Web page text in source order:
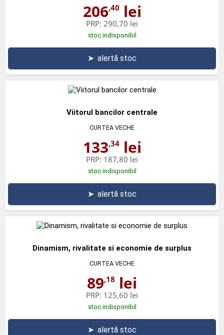
206,40 lei
PRP: 290,70 lei
stoc indisponibil
➤ alertă stoc
Viitorul bancilor centrale
CURTEA VECHE
133,34lei
PRP: 187,80 lei
stoc indisponibil
➤ alertă stoc
Dinamism, rivalitate si economie de surplus
CURTEA VECHE
89,18 lei
PRP: 125,60 lei
stoc indisponibil
➤ alertă stoc